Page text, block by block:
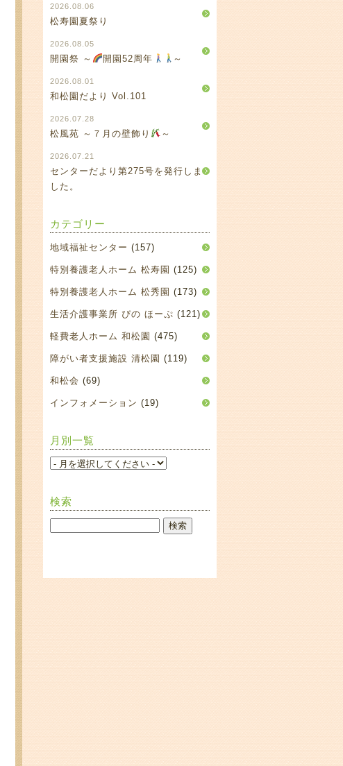
2026.08.06
松寿園夏祭り
2026.08.05
開園祭 ～ 開園52周年 ～
2026.08.01
和松園だより Vol.101
2026.07.28
松風苑 ～７月の壁飾り ～
2026.07.21
センターだより第275号を発行しま
した。
カテゴリー
地域福祉センター (157)
特別養護老人ホーム 松寿園 (125)
特別養護老人ホーム 松秀園 (173)
生活介護事業所 ぴの ほーぷ (121)
軽費老人ホーム 和松園 (475)
障がい者支援施設 清松園 (119)
和松会 (69)
インフォメーション (19)
月別一覧
検索